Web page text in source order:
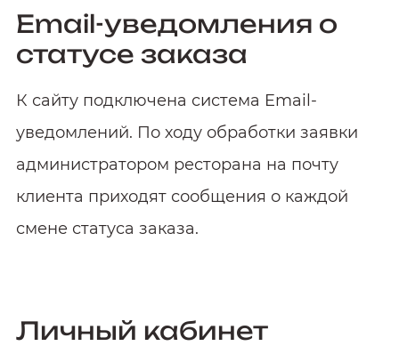
Email-уведомления о
статусе заказа
К сайту подключена система Email-
уведомлений. По ходу обработки заявки
администратором ресторана на почту
клиента приходят сообщения о каждой
смене статуса заказа.
Личный кабинет